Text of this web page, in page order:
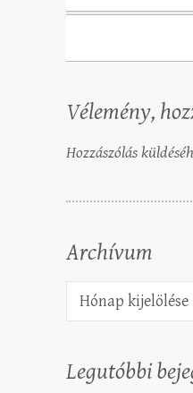
Vélemény,
Hozzászólás
Archívum
Legutóbbi